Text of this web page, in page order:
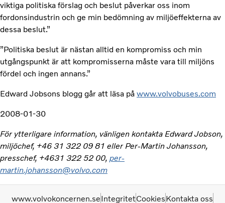
viktiga politiska förslag och beslut påverkar oss inom
fordonsindustrin och ge min bedömning av miljöeffekterna av
dessa beslut.”
”Politiska beslut är nästan alltid en kompromiss och min
utgångspunkt är att kompromisserna måste vara till miljöns
fördel och ingen annans.”
Edward Jobsons blogg går att läsa på www.volvobuses.com
2008-01-30
För ytterligare information, vänligen kontakta Edward Jobson,
miljöchef, +46 31 322 09 81 eller Per-Martin Johansson,
presschef, +4631 322 52 00, per-
martin.johansson@volvo.com
www.volvokoncernen.seIntegritetCookiesKontakta oss